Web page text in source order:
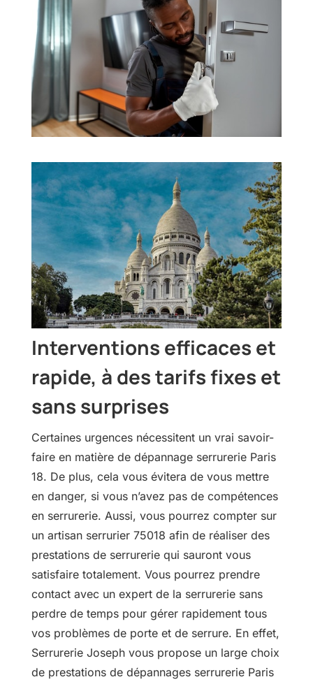
Interventions efficaces et
rapide, à des tarifs fixes et
sans surprises
Certaines urgences nécessitent un vrai savoir-
faire en matière de dépannage serrurerie Paris
18. De plus, cela vous évitera de vous mettre
en danger, si vous n’avez pas de compétences
en serrurerie. Aussi, vous pourrez compter sur
un artisan serrurier 75018 afin de réaliser des
prestations de serrurerie qui sauront vous
satisfaire totalement. Vous pourrez prendre
contact avec un expert de la serrurerie sans
perdre de temps pour gérer rapidement tous
vos problèmes de porte et de serrure. En effet,
Serrurerie Joseph vous propose un large choix
de prestations de dépannages serrurerie Paris